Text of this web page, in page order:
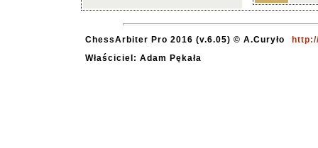
ChessArbiter Pro 2016 (v.6.05) © A.Curyło
Właściciel: Adam Pękała